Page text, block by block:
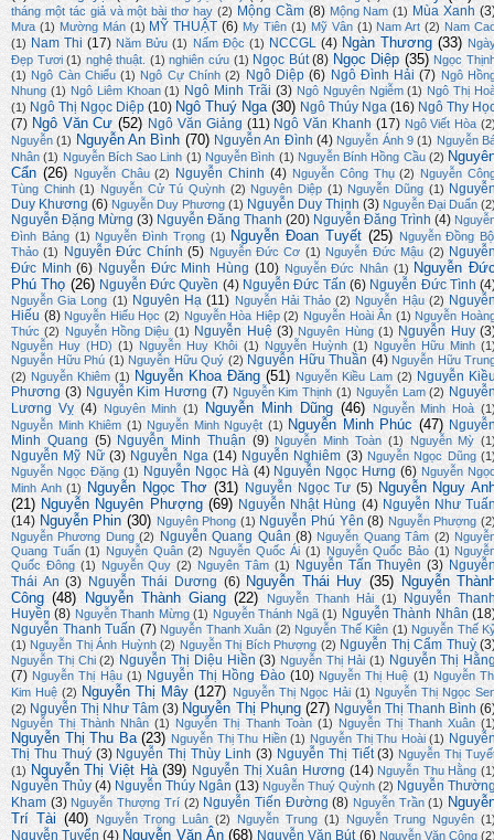
tháng một tác giả và một bài thơ hay (2) Mộng Cầm (8) Mộng Nam (1) Mùa Xanh
Mưa (1) Mường Mán (1) MỸ THUẬT (6) My Tiên (1) Mỹ Vân (1) Nam Art (2) Nam
(1) Nam Thi (17) Năm Bửu (1) Nấm Độc (1) NCCGL (4) Ngàn Thương (33)
Đẹp Tươi (1) nghệ thuật. (1) nghiên cứu (1) Ngọc Bút (8) Ngọc Diệp (35) Ngọc
(1) Ngô Càn Chiểu (1) Ngô Cự Chính (2) Ngô Diệp (6) Ngô Đình Hải (7) Ngô
Nhung (1) Ngô Liêm Khoan (1) Ngô Minh Trãi (3) Ngô Nguyên Ngiễm (1) Ngô Thị
(1) Ngô Thị Ngọc Diệp (10) Ngô Thuý Nga (30) Ngô Thúy Nga (16) Ngô Thy
(7) Ngô Văn Cư (52) Ngô Văn Giảng (11) Ngô Văn Khanh (17) Ngô Viết Hòa
Nguyễn (1) Nguyễn An Bình (70) Nguyễn An Đình (4) Nguyễn Ánh 9 (1) Nguyễn
Nhân (1) Nguyễn Bích Sao Linh (1) Nguyễn Bình (1) Nguyễn Bính Hồng Cầu (2)
Cẩn (26) Nguyễn Châu (2) Nguyễn Chinh (4) Nguyễn Công Thụ (2) Nguyễn
Tùng Chinh (1) Nguyễn Cử Tú Quỳnh (2) Nguyên Diệp (1) Nguyễn Dũng (1)
Duy Khương (6) Nguyễn Duy Phương (1) Nguyễn Duy Thịnh (3) Nguyễn Đại Duẩn
Nguyễn Đặng Mừng (3) Nguyễn Đăng Thanh (20) Nguyễn Đăng Trình (4)
Đình Bảng (1) Nguyễn Đình Trọng (1) Nguyễn Đoan Tuyết (25)
Nguyễn Đồng
Thảo (1) Nguyễn Đức Chính (5) Nguyễn Đức Cơ (1) Nguyễn Đức Mậu (2)
Đức Minh (6) Nguyễn Đức Minh Hùng (10) Nguyễn Đức Nhân (1) Nguyễn
Phú Thọ (26) Nguyễn Đức Quyền (4) Nguyễn Đức Tấn (6) Nguyễn Đức Tình
Nguyễn Gia Long (1) Nguyên Hạ (11) Nguyễn Hải Thảo (2) Nguyễn Hậu (2)
Hiếu (8) Nguyễn Hiếu Học (2) Nguyễn Hòa Hiệp (2) Nguyễn Hoài Ân (1) Nguyễn
Thức (2) Nguyễn Hồng Diệu (1) Nguyễn Huệ (3) Nguyên Hùng (1) Nguyễn Huy
Nguyễn Huy (HD) (1) Nguyễn Huy Khôi (1) Nguyễn Huỳnh (1) Nguyễn Hữu Minh
Nguyễn Hữu Phú (1) Nguyễn Hữu Quý (2) Nguyễn Hữu Thuần (4) Nguyễn Hữu
(2) Nguyễn Khiêm (1) Nguyễn Khoa Đăng (51) Nguyễn Kiều Lam (2) Nguyễn
Phương (3) Nguyễn Kim Hương (7) Nguyễn Kim Thịnh (1) Nguyễn Lam (2)
Lương Vỵ (4) Nguyên Minh (1) Nguyễn Minh Dũng (46) Nguyễn Minh Hoà
Nguyễn Minh Khiêm (1) Nguyễn Minh Nguyệt (1) Nguyễn Minh Phúc (47)
Minh Quang (5) Nguyễn Minh Thuận (9) Nguyễn Minh Toàn (1) Nguyễn Mỳ
Nguyễn Mỹ Nữ (3) Nguyễn Nga (14) Nguyễn Nghiêm (3) Nguyễn Ngọc Dũng
Nguyễn Ngọc Đặng (1) Nguyễn Ngọc Hà (4) Nguyễn Ngọc Hưng (6) Nguyễn
Minh Anh (1) Nguyễn Ngọc Thơ (31) Nguyễn Ngọc Tư (5) Nguyễn Nguy
(21) Nguyễn Nguyên Phượng (69) Nguyễn Nhật Hùng (4) Nguyễn Như
(14) Nguyễn Phin (30) Nguyên Phong (1) Nguyễn Phú Yên (8) Nguyễn Phượng
Nguyễn Phương Dung (2) Nguyễn Quang Quân (8) Nguyễn Quang Tâm (2)
Quang Tuấn (1) Nguyễn Quân (2) Nguyễn Quốc Ái (1) Nguyễn Quốc Bảo (1)
Quốc Đông (1) Nguyễn Quy (2) Nguyên Tâm (1) Nguyễn Tấn Thuyên (3)
Thái An (3) Nguyễn Thái Dương (6) Nguyễn Thái Huy (35)
Nguyễn
Công (48) Nguyễn Thành Giang (22) Nguyễn Thanh Hải (1)
Nguyễn
Huyền (8) Nguyễn Thanh Mừng (1) Nguyễn Thánh Ngã (1) Nguyễn Thành Nhân
Nguyễn Thanh Tuấn (7) Nguyễn Thanh Xuân (2) Nguyễn Thế Kiên (1) Nguyễn Thế
(1) Nguyễn Thị Ánh Huỳnh (2) Nguyễn Thị Bích Phượng (2) Nguyễn Thị Cẩm Thuỳ
Nguyễn Thị Chi (2) Nguyễn Thị Diệu Hiền (3) Nguyễn Thị Hải (1) Nguyễn Thị
(7) Nguyễn Thị Hậu (1) Nguyễn Thị Hồng Đào (10) Nguyễn Thị Huệ (1) Nguyễn
Kim Huệ (2) Nguyễn Thị Mây (127) Nguyễn Thị Ngọc Hải (1) Nguyễn Thị Ngọc
(2) Nguyễn Thị Như Tâm (3) Nguyễn Thị Phụng (27) Nguyễn Thị Thanh Bình
Nguyễn Thị Thành Nhân (1) Nguyễn Thị Thanh Toàn (1) Nguyễn Thị Thanh Xuân
Nguyễn Thị Thu Ba (23) Nguyễn Thị Thu Hiền (1) Nguyễn Thị Thu Hoài (1)
Thị Thu Thuý (3) Nguyễn Thị Thùy Linh (3) Nguyễn Thị Tiết (3) Nguyễn Thị
(1) Nguyễn Thị Việt Hà (39) Nguyễn Thị Xuân Hương (14) Nguyễn Thu Hằng
Nguyễn Thủy (4) Nguyễn Thúy Ngân (13) Nguyễn Thuý Quỳnh (2) Nguyễn
Kham (3) Nguyễn Thượng Trí (2) Nguyễn Tiến Đường (8) Nguyễn Trần (1)
Trí Tài (40) Nguyễn Trọng Luân (2) Nguyễn Trung (1) Nguyễn Trung Nguyên
Nguyễn Tuyển (4) Nguyễn Văn Ân (68) Nguyễn Văn Bút (6) Nguyễn Văn Công